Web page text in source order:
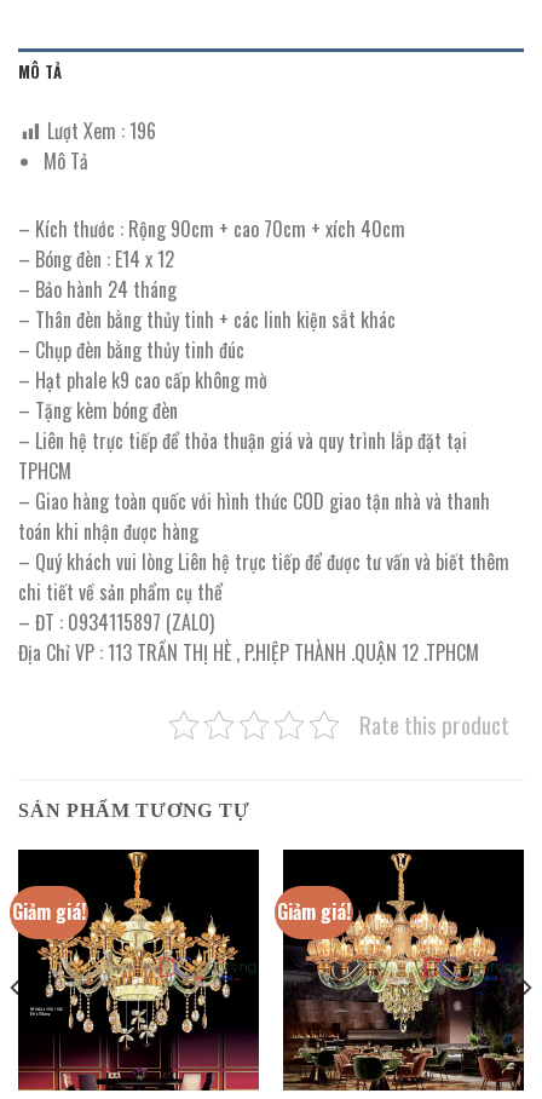
MÔ TẢ
Lượt Xem :196
Mô Tả
– Kích thước : Rộng 90cm + cao 70cm + xích 40cm
– Bóng đèn : E14 x 12
– Bảo hành 24 tháng
– Thân đèn bằng thủy tinh + các linh kiện sắt khác
– Chụp đèn bằng thủy tinh đúc
– Hạt phale k9 cao cấp không mờ
– Tặng kèm bóng đèn
– Liên hệ trực tiếp để thỏa thuận giá và quy trình lắp đặt tại
TPHCM
– Giao hàng toàn quốc với hình thức COD giao tận nhà và thanh
toán khi nhận được hàng
– Quý khách vui lòng Liên hệ trực tiếp để được tư vấn và biết thêm
chi tiết về sản phẩm cụ thể
– ĐT : 0934115897 (ZALO)
Địa Chỉ VP : 113 TRẦN THỊ HÈ , P.HIỆP THÀNH .QUẬN 12 .TPHCM
Rate this product
SẢN PHẨM TƯƠNG TỰ
Giảm giá! Giảm giá!